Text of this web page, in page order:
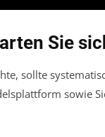
Sie
sollte
sowie